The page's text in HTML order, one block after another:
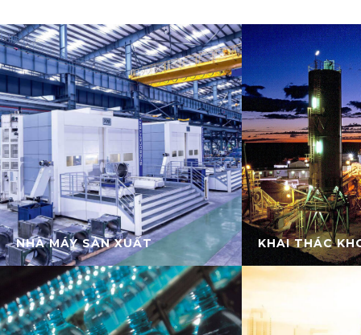
NHÀ MÁY SẢN XUẤT KHAI THÁC